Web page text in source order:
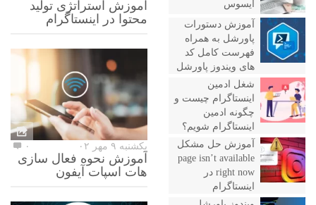
ایسوس
آموزش دستورات
پاورشل به همراه
فهرست کامل کد
های ویندوز پاورشل
شغل ادمین
اینستاگرام چیست و
چگونه ادمین
اینستاگرام شویم؟
آموزش حل مشکل
page isn’t available
right now در
اینستاگرام
آموزش استراتژی تولید
محتوا در اینستاگرام
یکشنبه ۹ مهر ۰۲ ۰
آموزش نحوه فعال سازی
هات اسپات آیفون